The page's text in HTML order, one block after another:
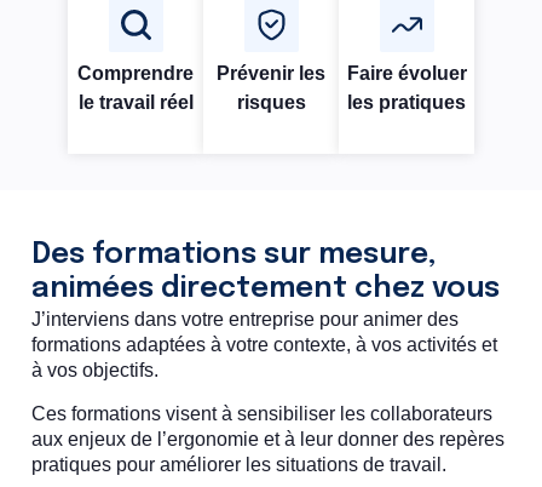
Comprendre
le travail réel
Prévenir les
risques
Faire évoluer
les pratiques
Des formations sur mesure,
animées directement chez vous
J’interviens dans votre entreprise pour animer des
formations adaptées à votre contexte, à vos activités et
à vos objectifs.
Ces formations visent à sensibiliser les collaborateurs
aux enjeux de l’ergonomie et à leur donner des repères
pratiques pour améliorer les situations de travail.